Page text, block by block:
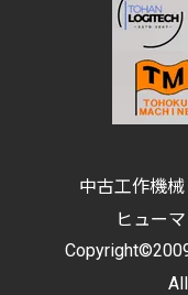
中古工作機
ヒュー